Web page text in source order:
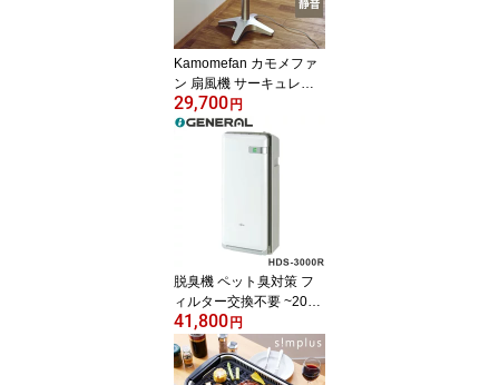
Kamomefan カモメファ
ン 扇風機 サーキュレー
ター Kamome +c lite DC
モーター DCファン 首振
り リモコン付き【送料無
29,700円
脱臭機 ペット臭対策 フ
ィルター交換不要 ~20畳
PLAZION プラズィオン
HDS-3000R 富士通ゼネ
ラル スピード脱臭 トリ
プル脱臭 驚異の脱臭力
41,800円